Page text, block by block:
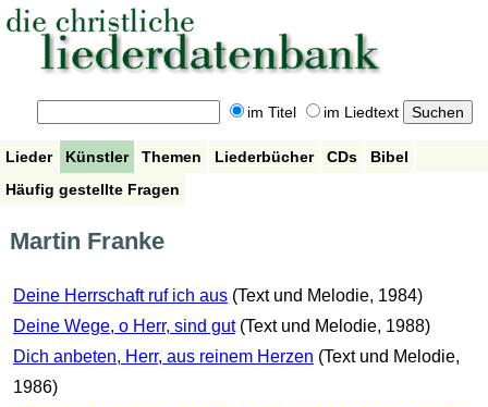
im Titel im Liedtext
Lieder Künstler Themen Liederbücher CDs
Bibel
Häufig gestellte Fragen
Martin Franke
Deine Herrschaft ruf ich aus (Text und Melodie, 1984)
Deine Wege, o Herr, sind gut (Text und Melodie, 1988)
Dich anbeten, Herr, aus reinem Herzen (Text und Melodie,
1986)